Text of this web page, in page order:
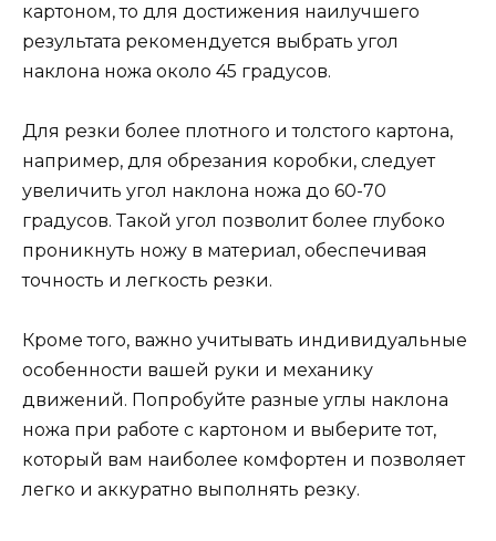
картоном, то для достижения наилучшего
результата рекомендуется выбрать угол
наклона ножа около 45 градусов.
Для резки более плотного и толстого картона,
например, для обрезания коробки, следует
увеличить угол наклона ножа до 60-70
градусов. Такой угол позволит более глубоко
проникнуть ножу в материал, обеспечивая
точность и легкость резки.
Кроме того, важно учитывать индивидуальные
особенности вашей руки и механику
движений. Попробуйте разные углы наклона
ножа при работе с картоном и выберите тот,
который вам наиболее комфортен и позволяет
легко и аккуратно выполнять резку.